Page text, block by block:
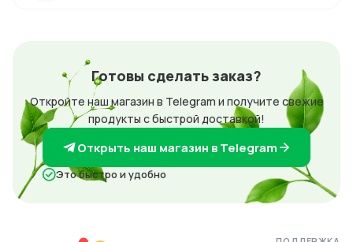
Готовы сделать заказ?
Откройте наш магазин в Telegram и получите свежие
продукты с быстрой доставкой!
Открыть наш магазин в Telegram
Это быстро и удобно